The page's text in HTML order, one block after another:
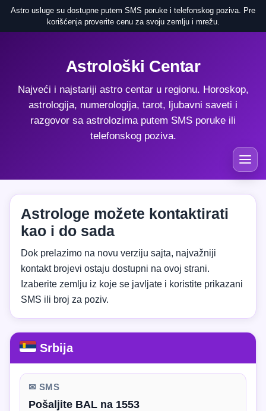
Astro usluge su dostupne putem SMS poruke i telefonskog poziva. Pre
korišćenja proverite cenu za svoju zemlju i mrežu.
Astrološki Centar
Najveći i najstariji astro centar u regionu. Horoskop,
astrologija, numerologija, tarot, ljubavni saveti i
razgovor sa astrolozima putem SMS poruke ili
telefonskog poziva.
Astrologe možete kontaktirati
kao i do sada
Dok prelazimo na novu verziju sajta, najvažniji
kontakt brojevi ostaju dostupni na ovoj strani.
Izaberite zemlju iz koje se javljate i koristite prikazani
SMS ili broj za poziv.
Srbija
✉ SMS
Pošaljite BAL na 1553